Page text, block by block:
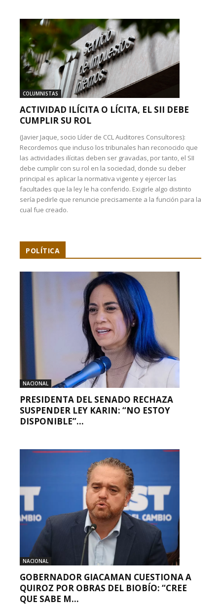
COLUMNISTAS
ACTIVIDAD ILÍCITA O LÍCITA, EL SII DEBE
CUMPLIR SU ROL
(Javier Jaque, socio Líder de CCL Auditores Consultores):
Recordemos que incluso los tribunales han reconocido que
las actividades ilícitas deben ser gravadas, por tanto, el SII
debe cumplir con su rol en la sociedad, donde su deber
principal es aplicar la normativa vigente y ejercer las
facultades que la ley le ha conferido. Exigirle algo distinto
sería pedirle que renuncie precisamente a la función para la
cual fue creado.
POLÍTICA
NACIONAL
PRESIDENTA DEL SENADO RECHAZA
SUSPENDER LEY KARIN: “NO ESTOY
DISPONIBLE”...
NACIONAL
GOBERNADOR GIACAMAN CUESTIONA A
QUIROZ POR OBRAS DEL BIOBÍO: “CREE
QUE SABE M...